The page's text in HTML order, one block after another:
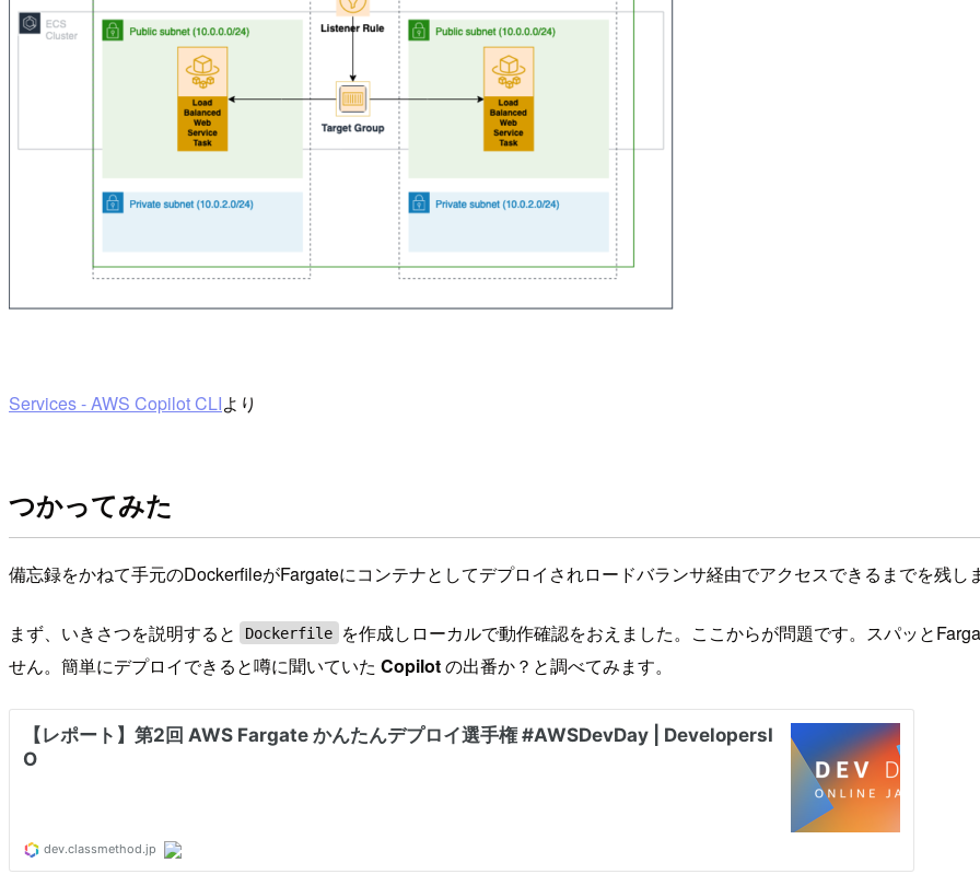
Services - AWS Copilot CLIより
つかってみた
備忘録をかねて手元のDockerfileがFargateにコンテナとしてデプロイされロードバランサ経由でアクセスできるまでを残し
まず、いきさつを説明すると Dockerfile
を作成しローカルで動作確認をおえました。ここからが問題です。スパッと
せん。簡単にデプロイできると噂に聞いていた Copilotの出番か？と調べてみます。